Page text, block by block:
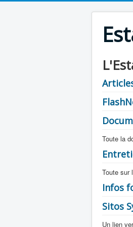
Toute la
Tous
Toute
Toute sur
Infos
Sitos
Un lien